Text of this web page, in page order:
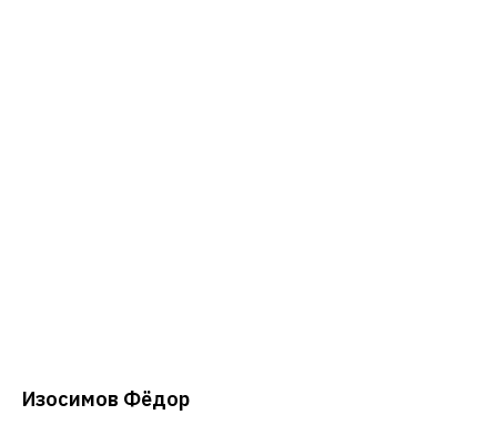
Изосимов Фёдор